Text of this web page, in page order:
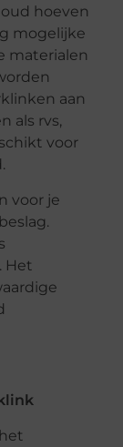
hoeven
mogelijke
materialen
aan
als rvs,
voor
voor je
Het